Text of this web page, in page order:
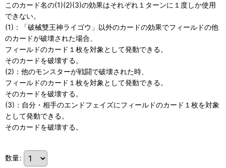
このカード名の(1)(2)(3)の効果はそれぞれ１ターンに１度しか使用
できない。
(1)：「破械雙王神ライゴウ」以外のカードの効果でフィールドの他
のカードが破壊された場合、
フィールドのカード１枚を対象として発動できる。
そのカードを破壊する。
(2)：他のモンスターが戦闘で破壊された時、
フィールドのカード１枚を対象として発動できる。
そのカードを破壊する。
(3)：自分・相手のエンドフェイズにフィールドのカード１枚を対象
として発動できる。
そのカードを破壊する。
数量: